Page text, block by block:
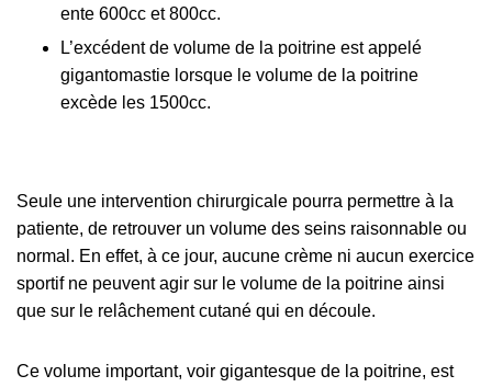
ente 600cc et 800cc.
L’excédent de volume de la poitrine est appelé
gigantomastie lorsque le volume de la poitrine
excède les 1500cc.
Seule une intervention chirurgicale pourra permettre à la
patiente, de retrouver un volume des seins raisonnable ou
normal. En effet, à ce jour, aucune crème ni aucun exercice
sportif ne peuvent agir sur le volume de la poitrine ainsi
que sur le relâchement cutané qui en découle.
Ce volume important, voir gigantesque de la poitrine, est